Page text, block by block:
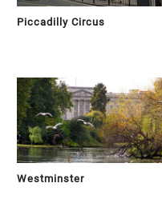
Piccadilly Circus
Westminster